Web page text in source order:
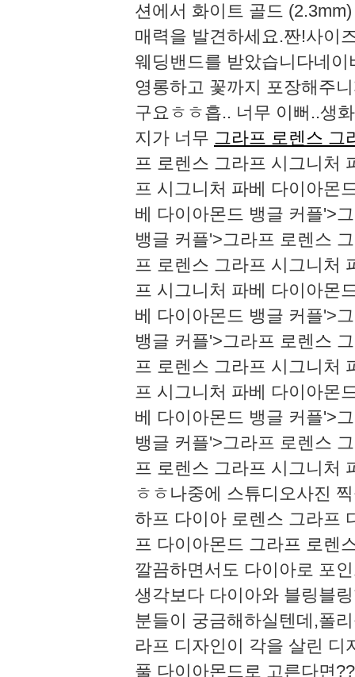
션에서 화이트 골드
매력을 발견하세요.짠!사이
웨딩밴드를 받았습니다네
영롱하고 꽃까지 포장해주
구요ㅎㅎ​흡.. 너무 이뻐..생
지가 너무 그라프 로렌스 그
프 로렌스 그라프 시그니처
프 시그니처 파베 다이아몬
베 다이아몬드 뱅글 커플'>
뱅글 커플'>그라프 로렌스
프 로렌스 그라프 시그니처
프 시그니처 파베 다이아몬
베 다이아몬드 뱅글 커플'>
뱅글 커플'>그라프 로렌스
프 로렌스 그라프 시그니처
프 시그니처 파베 다이아몬
베 다이아몬드 뱅글 커플'>
뱅글 커플'>그라프 로렌스
프 로렌스 그라프 시그니처
ㅎㅎ나중에 스튜디오사진
하프 다이아 로렌스 그라프
프 다이아몬드 그라프 로렌
깔끔하면서도 다이아로 포
생각보다 다이아와 블링블
분들이 궁금해하실텐데,폴
라프 디자인이 각을 살린
풀 다이아몬드로 고른다면